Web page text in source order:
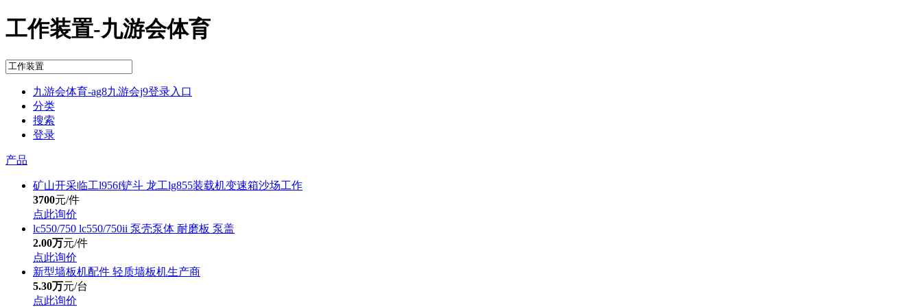
工作装置-九游会体育
九游会体育-ag8九游会j9登录入口
分类
搜索
登录
产品
矿山开采临工l956f铲斗 龙工lg855装载机变速箱沙场工作
3700元/件
点此询价
lc550/750 lc550/750ii 泵壳泵体 耐磨板 泵盖
2.00万元/件
点此询价
新型墙板机配件 轻质墙板机生产商
5.30万元/台
点此询价